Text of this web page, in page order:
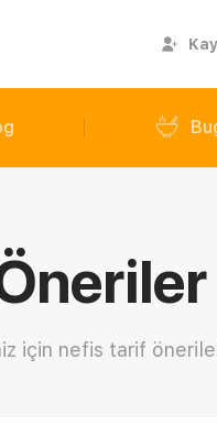
için nefis tarif